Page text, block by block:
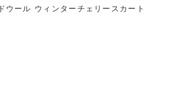
ール ウィンターチェリースカート